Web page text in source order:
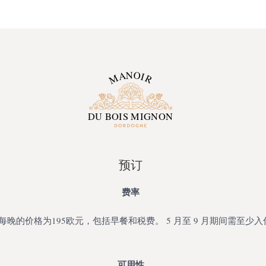
预订
费率
晚的价格为195欧元，包括早餐和税费。 5 月至 9 月期间需至少入